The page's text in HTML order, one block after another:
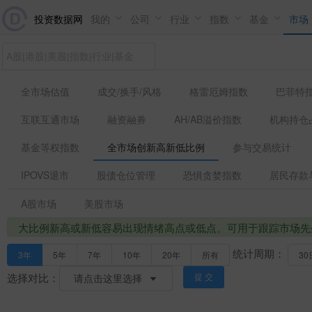
投资数据网 我的 公司 行业 指数 基金 市场
全市场估值 成交/换手/风格 格雷厄姆指数
巴菲特
互联互通市场
融资融券 AH/AB溢价指数
机构持仓
基金等权指数
全市场创新高新低比例
参与交易统计
IPOVS退市
股债仓位管理 恐惧贪婪指数 居民存
A股市场 美股市场
大比例新高或新低容易出现情绪高点或低点。可用于跟踪市场
3年 5年 7年 10年 20年 所有 统计周期： 30
选择对比： 请点击这里选择 提 交